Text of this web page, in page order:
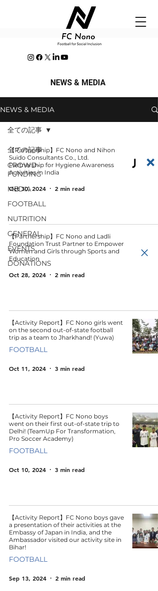
NEWS & MEDIA
NEWS & MEDIA
全ての記事
CROWD-
FUNDING
MEDIA
FOOTBALL
NUTRITION
GENERAL
EVENTS
DONATIONS
全ての記事
【Partnership】FC Nono and Nihon
Suido Consultants Co., Ltd.
Partnership for Hygiene Awareness
Activities in India
Oct 30, 2024 2 min read
【Partnership】FC Nono and Ladli
Foundation Trust Partner to Empower
Women and Girls through Sports and
Education
Oct 28, 2024 2 min read
【Activity Report】FC Nono girls went
on the second out-of-state football
trip as a team to Jharkhand! (Yuwa)
FOOTBALL
Oct 11, 2024 3 min read
【Activity Report】FC Nono boys
went on their first out-of-state trip to
Delhi! (TeamUp For Transformation,
Pro Soccer Academy)
FOOTBALL
Oct 10, 2024 3 min read
【Activity Report】FC Nono boys gave
a presentation of their activities at the
Embassy of Japan in India, and the
Ambassador visited our activity site in
Bihar!
FOOTBALL
Sep 13, 2024 2 min read